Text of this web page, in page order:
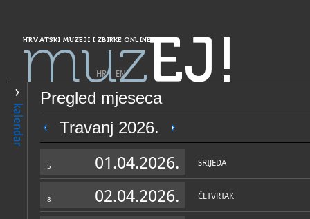
HRVATSKI MUZEJI I ZBIRKE ONLINE
muzEJ!
HR| EN
kalendar
Pregled mjeseca
Travanj 2026.
5 01.04.2026. SRIJEDA
8 02.04.2026. ČETVRTAK
PRETRAŽIVANJE
Grad Zagreb
Muzejsko kazališna zbirka
povijest hrvatskog